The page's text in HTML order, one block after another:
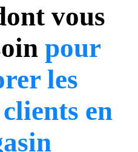
vous
pour
les
en